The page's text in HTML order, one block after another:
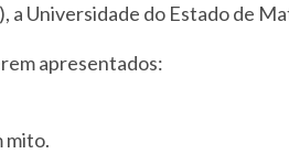
a Universidade do Estado de
apresentados:
mito.